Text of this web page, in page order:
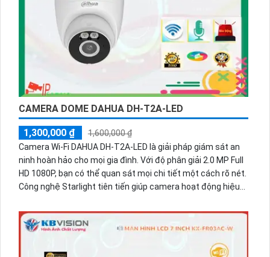
CAMERA DOME DAHUA DH-T2A-LED
1,300,000 ₫
1,600,000 ₫
Camera Wi-Fi DAHUA DH-T2A-LED là giải pháp giám sát an
ninh hoàn hảo cho mọi gia đình. Với độ phân giải 2.0 MP Full
HD 1080P, bạn có thể quan sát mọi chi tiết một cách rõ nét.
Công nghệ Starlight tiên tiến giúp camera hoạt động hiệu
ảnh sắc nét và chi tiết.